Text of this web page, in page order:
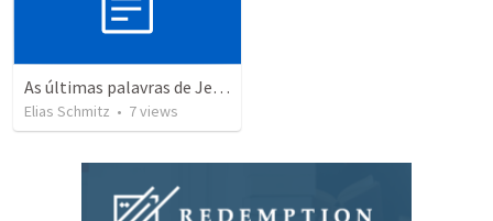
As últimas palavras de Jesus - Domingo
Elias Schmitz • 7views